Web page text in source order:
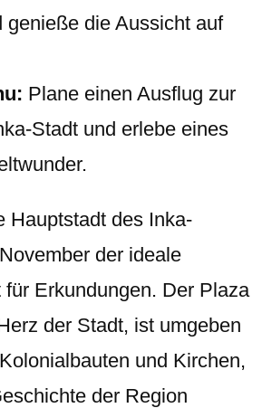
genieße die Aussicht auf
Plane einen Ausflug zur
Stadt und erlebe eines
Hauptstadt des Inka-
der ideale
Erkundungen. Der Plaza
der Stadt, ist umgeben
und Kirchen,
der Region